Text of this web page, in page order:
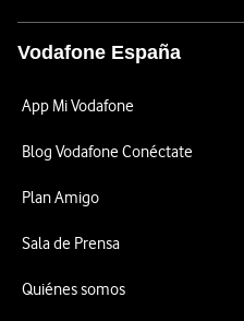
Vodafone España
App Mi Vodafone
Blog Vodafone Conéctate
Plan Amigo
Sala de Prensa
Quiénes somos